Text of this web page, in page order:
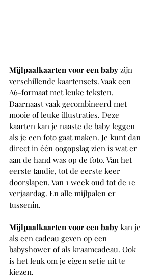
Mijlpaalkaarten voor een baby zijn
verschillende kaartensets. Vaak een
A6-formaat met leuke teksten.
Daarnaast vaak gecombineerd met
mooie of leuke illustraties. Deze
kaarten kan je naaste de baby leggen
als je een foto gaat maken. Je kunt dan
direct in één oogopslag zien is wat er
aan de hand was op de foto. Van het
eerste tandje, tot de eerste keer
doorslapen. Van 1 week oud tot de 1e
verjaardag. En alle mijlpalen er
tussenin.
Mijlpaalkaarten voor een baby kan je
als een cadeau geven op een
babyshower of als kraamcadeau. Ook
is het leuk om je eigen setje uit te
kiezen.